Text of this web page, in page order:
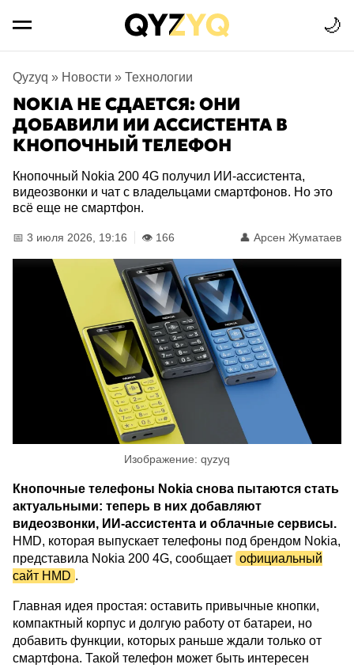
🌙
Qyzyq » Новости » Технологии
NOKIA НЕ СДАЕТСЯ: ОНИ
ДОБАВИЛИ ИИ АССИСТЕНТА В
КНОПОЧНЫЙ ТЕЛЕФОН
Кнопочный Nokia 200 4G получил ИИ-ассистента,
видеозвонки и чат с владельцами смартфонов. Но это
всё еще не смартфон.
📅 3 июля 2026, 19:16 👁️ 166 👤 Арсен Жуматаев
Изображение: qyzyq
Кнопочные телефоны Nokia снова пытаются стать
актуальными: теперь в них добавляют
видеозвонки, ИИ-ассистента и облачные сервисы.
HMD, которая выпускает телефоны под брендом Nokia,
представила Nokia 200 4G, сообщает официальный
сайт HMD .
Главная идея простая: оставить привычные кнопки,
компактный корпус и долгую работу от батареи, но
добавить функции, которых раньше ждали только от
смартфона. Такой телефон может быть интересен